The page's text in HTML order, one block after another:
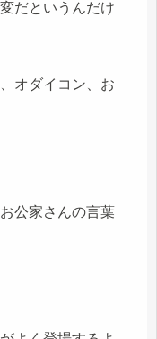
だというんだけ
オダイコン、お
公家さんの言葉